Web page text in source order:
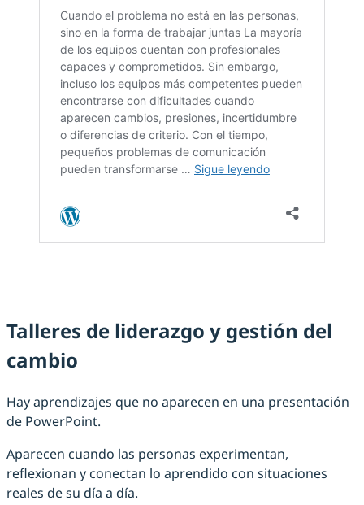
Talleres de liderazgo y gestión del
cambio
Hay aprendizajes que no aparecen en una presentación
de PowerPoint.
Aparecen cuando las personas experimentan,
reflexionan y conectan lo aprendido con situaciones
reales de su día a día.